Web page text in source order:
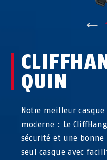
↑
QUIN
Notre meilleur
moderne : Le
sécurité et une
seul casque avec